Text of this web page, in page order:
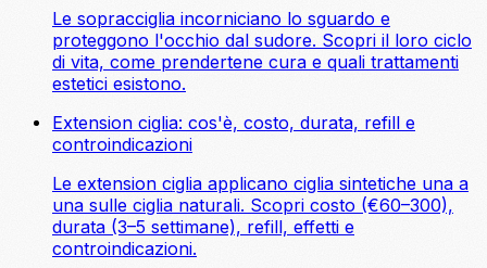
Le sopracciglia incorniciano lo sguardo e
proteggono l'occhio dal sudore. Scopri il loro ciclo
di vita, come prendertene cura e quali trattamenti
estetici esistono.
Extension ciglia: cos'è, costo, durata, refill e
controindicazioni
Le extension ciglia applicano ciglia sintetiche una a
una sulle ciglia naturali. Scopri costo (€60–300),
durata (3–5 settimane), refill, effetti e
controindicazioni.